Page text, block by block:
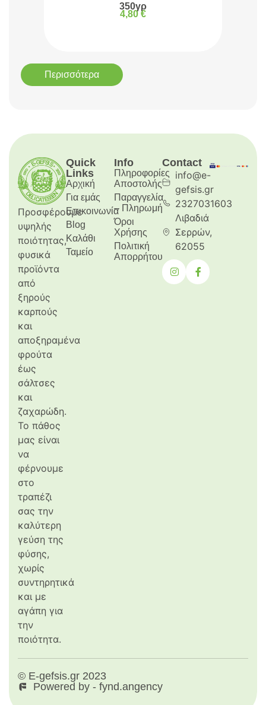
350γρ
4,80 €
Περισσότερα
Προσφέρουμε
υψηλής
ποιότητας,
φυσικά
προϊόντα
από
ξηρούς
καρπούς
και
αποξηραμένα
φρούτα
έως
σάλτσες
και
ζαχαρώδη.
Το πάθος
μας είναι
να
φέρνουμε
στο
τραπέζι
σας την
καλύτερη
γεύση της
φύσης,
χωρίς
συντηρητικά
και με
αγάπη για
την
ποιότητα.
Quick
Links
Αρχική
Για εμάς
Επικοινωνία
Blog
Καλάθι
Ταμείο
Info
Πληροφορίες
Aποστολής
Παραγγελία
– Πληρωμή
Όροι
Χρήσης
Πολιτική
Απορρήτου
Contact
info@e-
gefsis.gr
2327031603
Λιβαδιά
Σερρών,
62055
© E-gefsis.gr 2023
Powered by - fynd.angency